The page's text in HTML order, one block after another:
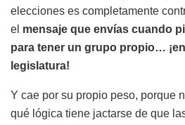
elecciones es completamente
el mensaje que envías cuando
para tener un grupo propio…
legislatura!
Y cae por su propio peso, porque
qué lógica tiene jactarse de que